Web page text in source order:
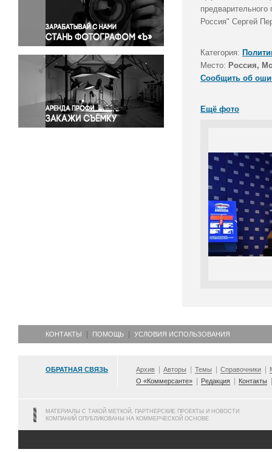
Правосудие
Происшествия и конфликты
Религия
Светская жизнь
Спорт
Экология
Экономика и бизнес
Россия" Сергей
Категория:
Место: Россия,
Сообщить об
Ещё фото
КОНТАКТЫ ПОМОЩЬ УСЛОВИЯ ИСПОЛЬЗОВАНИЯ
ОБРАТНАЯ СВЯЗЬ Архив Авторы Темы Справочники
О «Коммерсанте»
Редакция Контакты
МАТЕРИАЛЫ С ТАКОЙ МЕТКОЙ, ПАРТНЕРСКИЕ ПРОЕКТЫ И НОВОСТИ
КОМПАНИЙ ОПУБЛИКОВАНЫ НА КОММЕРЧЕСКОЙ ОСНОВЕ